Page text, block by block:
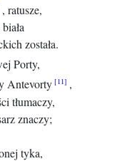
, ratusze,
została.
Porty,
Antevorty
,
tłumaczy,
znaczy;
tyka,